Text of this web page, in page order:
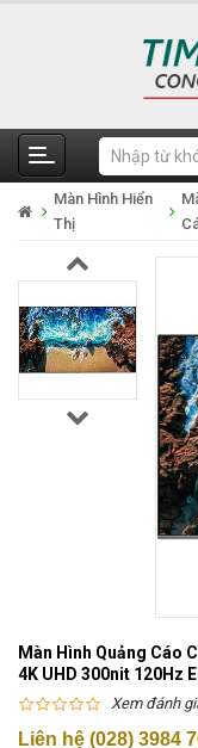
Màn Hình Hiển
Thị
Màn Hình Quảng Cáo
4K UHD 300nit 120Hz
Xem đánh
Liên hệ (028) 3984